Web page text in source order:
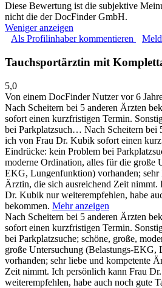
Diese Bewertung ist die subjektive
nicht die der DocFinder GmbH.
Weniger anzeigen
Als Profilinhaber kommentieren
Tauchsportärztin mit
5,0
Von einem DocFinder Nutzervor 6
Nach Scheitern bei 5 anderen Ärzten
sofort einen kurzfristigen Termin.
bei Parkplatzsuch… Nach Scheitern bei
ich von Frau Dr. Kubik sofort einen
Eindrücke: kein Problem bei
moderne Ordination, alles für die große
EKG, Lungenfunktion) vorhanden; sehr
Ärztin, die sich ausreichend Zeit nimmt.
Dr. Kubik nur weiterempfehlen, habe
bekommen. Mehr anzeigen
Nach Scheitern bei 5 anderen Ärzten
sofort einen kurzfristigen Termin.
bei Parkplatzsuche; schöne, große,
große Untersuchung (Belastungs-EKG,
vorhanden; sehr liebe und kompetente
Zeit nimmt. Ich persönlich kann Frau
weiterempfehlen, habe auch noch gute